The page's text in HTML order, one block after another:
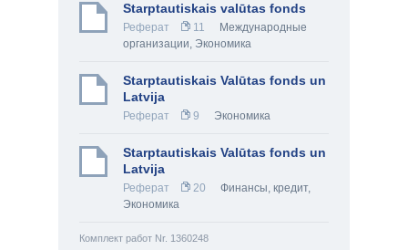
Starptautiskais valūtas fonds
Реферат 11
Международные
организации, Экономика
Starptautiskais Valūtas fonds un
Latvija
Реферат 9 Экономика
Starptautiskais Valūtas fonds un
Latvija
Реферат 20 Финансы, кредит,
Экономика
Комплект работ Nr. 1360248